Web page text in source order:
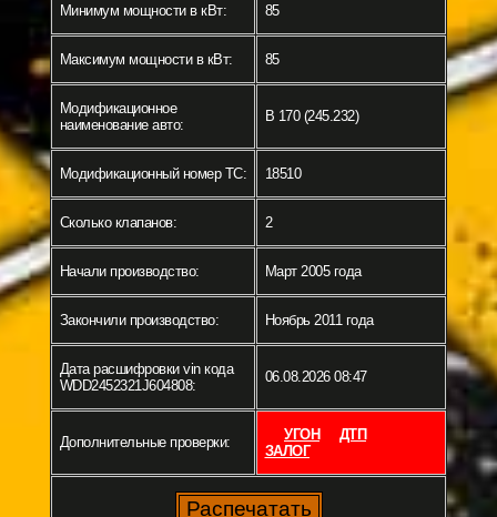
Минимум мощности в кВт: 85
Максимум мощности в кВт: 85
Модификационное
наименование авто:
B 170 (245.232)
Модификационный номер ТС: 18510
Сколько клапанов: 2
Начали производство: Март 2005 года
Закончили производство: Ноябрь 2011 года
Дата расшифровки vin кода
WDD2452321J604808:
06.08.2026 08:47
Дополнительные проверки: УГОН
ДТП
ЗАЛОГ